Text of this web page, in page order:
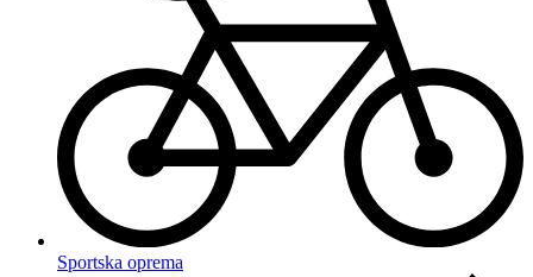
Sportska oprema